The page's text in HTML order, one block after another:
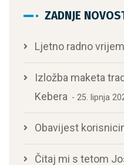
ZADNJE
Ljetno radno
Izložba maketa
Kebera
25. lipnja
Obavijest
Čitaj mi s tetom